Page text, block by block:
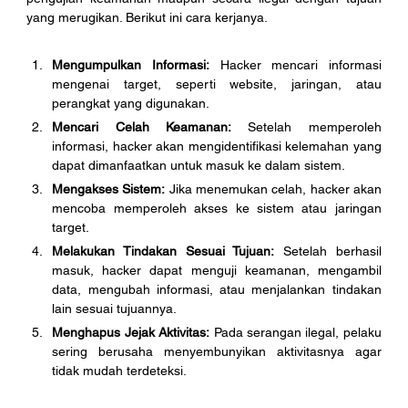
yang merugikan. Berikut ini cara kerjanya.
Mengumpulkan Informasi: Hacker mencari informasi
mengenai target, seperti website, jaringan, atau
perangkat yang digunakan.
Mencari Celah Keamanan: Setelah memperoleh
informasi, hacker akan mengidentifikasi kelemahan yang
dapat dimanfaatkan untuk masuk ke dalam sistem.
Mengakses Sistem: Jika menemukan celah, hacker akan
mencoba memperoleh akses ke sistem atau jaringan
target.
Melakukan Tindakan Sesuai Tujuan: Setelah berhasil
masuk, hacker dapat menguji keamanan, mengambil
data, mengubah informasi, atau menjalankan tindakan
lain sesuai tujuannya.
Menghapus Jejak Aktivitas: Pada serangan ilegal, pelaku
sering berusaha menyembunyikan aktivitasnya agar
tidak mudah terdeteksi.